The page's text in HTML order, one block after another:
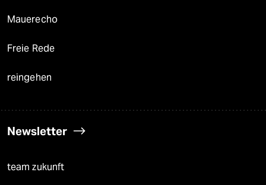
Mauerecho
Freie Rede
reingehen
Newsletter
team zukunft